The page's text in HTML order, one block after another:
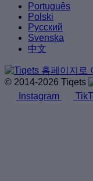
Português
Polski
Русский
Svenska
中文
© 2014-2026 Tiqets
Instagram